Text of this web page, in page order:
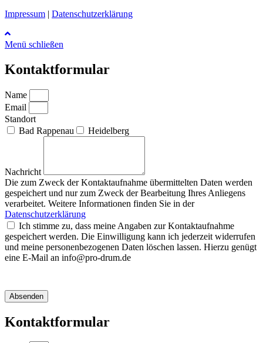
Impressum | Datenschutzerklärung
Menü schließen
Kontaktformular
Name
Email
Standort
Bad Rappenau
Heidelberg
Nachricht
Die zum Zweck der Kontaktaufnahme übermittelten Daten werden
gespeichert und nur zum Zweck der Bearbeitung Ihres Anliegens
verarbeitet. Weitere Informationen finden Sie in der
Datenschutzerklärung
Ich stimme zu, dass meine Angaben zur Kontaktaufnahme
gespeichert werden. Die Einwilligung kann ich jederzeit widerrufen
und meine personenbezogenen Daten löschen lassen. Hierzu genügt
eine E-Mail an info@pro-drum.de
Absenden
Kontaktformular